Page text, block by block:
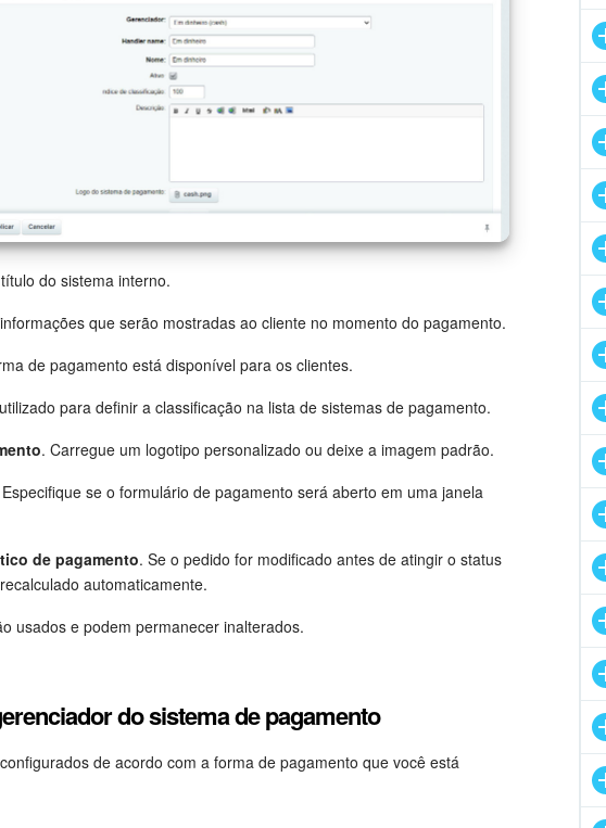
do sistema interno.
que serão mostradas ao cliente no momento do pagamento.
de pagamento está disponível para os clientes.
para definir a classificação na lista de sistemas de pagamento.
. Carregue um logotipo personalizado ou deixe a imagem padrão.
se o formulário de pagamento será aberto em uma janela
de pagamento. Se o pedido for modificado antes de atingir o status
automaticamente.
usados e podem permanecer inalterados.
do sistema de pagamento
de acordo com a forma de pagamento que você está